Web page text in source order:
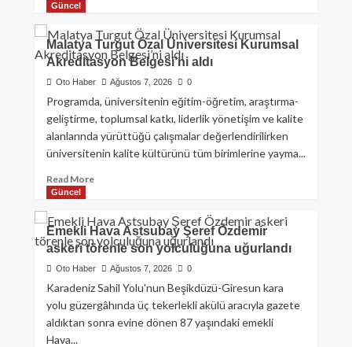
Güncel
Malatya Turgut Özal Üniversitesi Kurumsal
Akreditasyon Belgesi’ni aldı
Oto Haber Ağustos 7, 2026 0
Programda, üniversitenin eğitim-öğretim, araştırma-
geliştirme, toplumsal katkı, liderlik yönetişim ve kalite
alanlarında yürüttüğü çalışmalar değerlendirilirken
üniversitenin kalite kültürünü tüm birimlerine yayma...
Read More
Güncel
Emekli Hava Astsubay Şeref Özdemir
askeri törenle son yolculuğuna uğurlandı
Oto Haber Ağustos 7, 2026 0
Karadeniz Sahil Yolu'nun Beşikdüzü-Giresun kara
yolu güzergâhında üç tekerlekli akülü aracıyla gazete
aldıktan sonra evine dönen 87 yaşındaki emekli
Hava...